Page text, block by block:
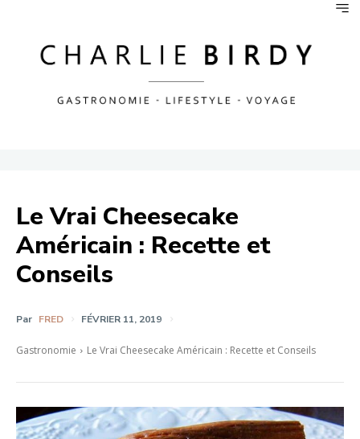
Le Vrai Cheesecake
Américain : Recette et
Conseils
Par FRED FÉVRIER 11, 2019
Gastronomie Le Vrai Cheesecake Américain : Recette et Conseils